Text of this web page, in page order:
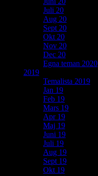
Juli 20
Aug 20
Sept 20
Okt 20
Nov 20
Dec 20
Egna teman 2020
2019
Temalista 2019
Jan 19
Feb 19
Mars 19
Apr 19
Maj 19
Juni 19
Juli 19
Aug 19
Sept 19
Okt 19